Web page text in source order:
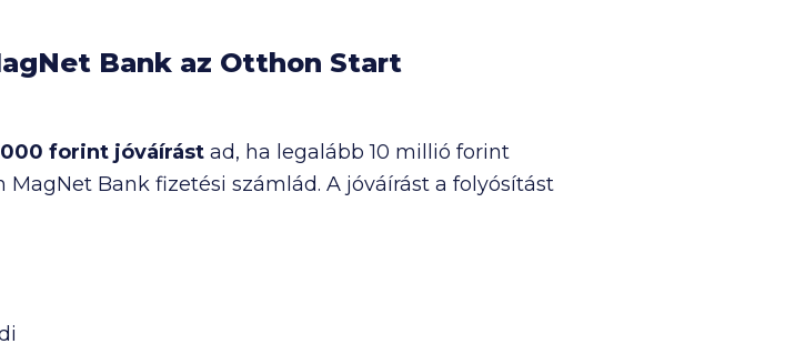
Bank az Otthon Start
forint jóváírást ad, ha legalább10 millió forint
Bank fizetési számlád. A jóváírást a folyósítást